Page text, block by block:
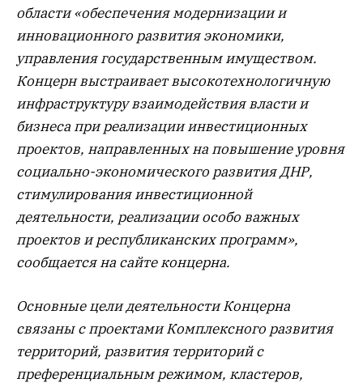
области «обеспечения модернизации и
инновационного развития экономики,
управления государственным имуществом.
Концерн выстраивает высокотехнологичную
инфраструктуру взаимодействия власти и
бизнеса при реализации инвестиционных
проектов, направленных на повышение уровня
социально-экономического развития ДНР,
стимулирования инвестиционной
деятельности, реализации особо важных
проектов и республиканских программ»,
сообщается на сайте концерна.
Основные цели деятельности Концерна
связаны с проектами Комплексного развития
территорий, развития территорий с
преференциальным режимом, кластеров,